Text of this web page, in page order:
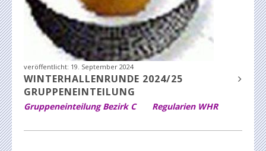
veröffentlicht: 19. September 2024
WINTERHALLENRUNDE 2024/25
GRUPPENEINTEILUNG
Gruppeneinteilung Bezirk C Regularien WHR